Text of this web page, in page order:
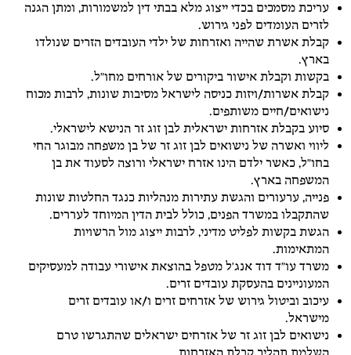
עריכת מסמכים בכדי ייצוג מלא בבתי דין למשמורות, ומתן הגנה
לזרים העומדים לפני גירוש.
קבלת אשרת שהייה ואזרחות של ילדי העובדים הזרים שנולדו
בארץ.
בקשות וקבלת אישור ביקורים של אורחים מחו"ל.
קבלת אשרות/ויזות כניסה לישראל מסיבות שונות, לרבות מכוח
נישואים/חיים משותפים.
סיוע בקבלת אזרחות ישראלית לבן זוג זר הנישא לישראלי.
ליווי ואשרה של נישואים לבן זוג זר של בן משפחה מבוגר החי
בחו"ל, כאשר ילדם הינו אזרח ישראלי ורוצה לסעוד את בן
המשפחה בארץ.
פנייה, ערעורים והגשת עתירות מנהליות כנגד החלטות שונות
שהתקבלו במשרד הפנים, כולל לבית הדין המיוחד לעררים.
הגשת בקשות לפליט מדיני, לרבות ייצוג מול הרשויות
המתאימות.
משרד עו"ד דוד אנג'ל מטפל בהוצאת אישורי עבודה למעסיקים
המעוניינים בהעסקת עובדים זרים.
עיכוב וביטול גירוש של אזרחים זרים ו/או עובדים זרים
מישראל.
נישואים לבן זוג זר של אזרחים ישראלים שהתגרשו טרם